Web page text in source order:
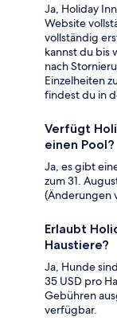
Ja, Holiday
Website
vollständig
kannst du bis
nach
Einzelheiten
findest du in
Verfügt
einen Pool?
Ja, es gibt
zum 31.
(Änderungen
Erlaubt
Haustiere?
Ja, Hunde
35 USD pro
Gebühren
verfügbar.